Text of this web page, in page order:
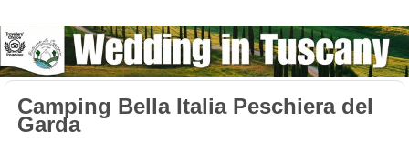
Camping Bella Italia Peschiera del
Garda